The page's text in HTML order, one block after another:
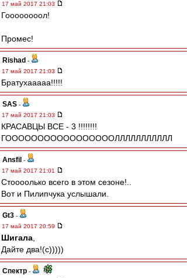
17 май 2017 21:03
Гоооооооол!
Промес!
Rishad -
17 май 2017 21:03
Братухааааа!!!!!
SAS -
17 май 2017 21:03
КРАСАВЦЫ ВСЕ - 3 !!!!!!!!
ГОООООООООООООООООЛЛЛЛЛЛЛЛЛЛЛ
Ansfil -
17 май 2017 21:01
Стоооолько всего в этом сезоне!..
Вот и Пилипчука услышали.
Gt3 -
17 май 2017 20:59
Шигала
Дайте два!(с)))))
Спектр -